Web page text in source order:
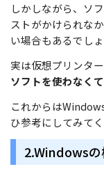
しかしながら、ソ
ストがかけられな
い場合もあるでしょ
実は仮想プリンタ
ソフトを使わなく
これからは
ひ参考にしてみてく
2.Windowsの